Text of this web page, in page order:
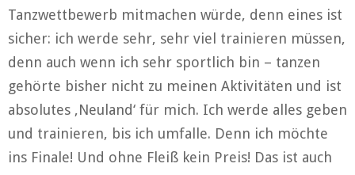
Tanzwettbewerb mitmachen würde, denn eines ist
sicher: ich werde sehr, sehr viel trainieren müssen,
denn auch wenn ich sehr sportlich bin – tanzen
gehörte bisher nicht zu meinen Aktivitäten und ist
absolutes ‚Neuland‘ für mich. Ich werde alles geben
und trainieren, bis ich umfalle. Denn ich möchte
ins Finale! Und ohne Fleiß kein Preis! Das ist auch